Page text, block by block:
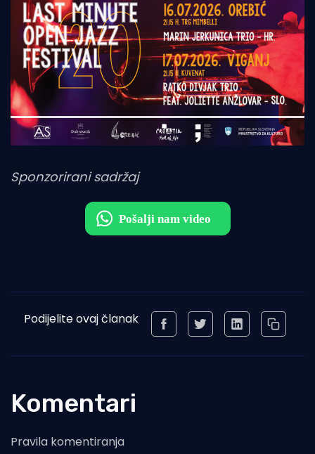
Sponzorirani sadržaj
Podijelite ovaj članak
Komentari
Pravila komentiranja